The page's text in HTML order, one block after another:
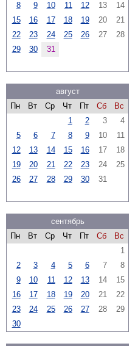
8
9 10 11 12 13
14
15
16 17 18 19 20
21
22
23 24 25 26 27
28
29
30 31
август
Пн
Вт Ср Чт Пт Сб
Вс
1
2 3
4
5
6 7 8 9 10
11
12
13 14 15 16 17
18
19
20 21 22 23 24
25
26
27 28 29 30 31
сентябрь
Пн
Вт Ср Чт Пт Сб
Вс
1
2
3 4 5 6 7
8
9
10 11 12 13 14
15
16
17 18 19 20 21
22
23
24 25 26 27 28
29
30